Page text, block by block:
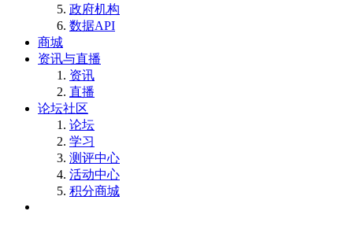
政府机构
数据API
商城
资讯与直播
资讯
直播
论坛社区
论坛
学习
测评中心
活动中心
积分商城